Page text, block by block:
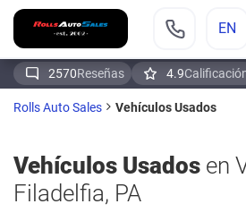
EN
2570Reseñas 4.9
Rolls Auto Sales
Vehículos Usados
Vehículos Usados en
Filadelfia, PA